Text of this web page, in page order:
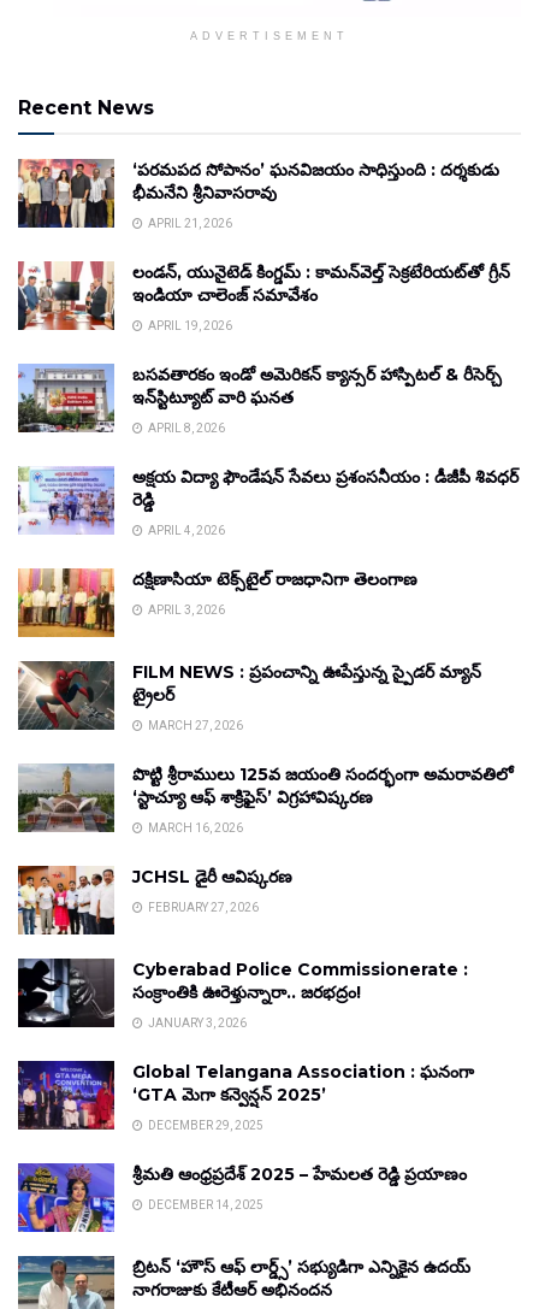
ADVERTISEMENT
Recent News
‘పరమపద సోపానం’ ఘనవిజయం సాధిస్తుంది : దర్శకుడు
భీమనేని శ్రీనివాసరావు
APRIL 21, 2026
లండన్, యునైటెడ్ కింగ్డమ్ : కామన్‌వెల్త్ సెక్రటేరియట్‌తో గ్రీన్
ఇండియా చాలెంజ్ సమావేశం
APRIL 19, 2026
బసవతారకం ఇండో అమెరికన్ క్యాన్సర్ హాస్పిటల్ & రీసెర్చ్
ఇన్‌స్టిట్యూట్ వారి ఘనత
APRIL 8, 2026
అక్షయ విద్యా ఫౌండేషన్ సేవలు ప్రశంసనీయం : డీజీపీ శివధర్
రెడ్డి
APRIL 4, 2026
దక్షిణాసియా టెక్స్‌టైల్ రాజధానిగా తెలంగాణ
APRIL 3, 2026
FILM NEWS : ప్రపంచాన్ని ఊపేస్తున్న స్పైడర్ మ్యాన్
ట్రైలర్
MARCH 27, 2026
పొట్టి శ్రీరాములు 125వ జయంతి సందర్భంగా అమరావతిలో
‘స్టాచ్యూ ఆఫ్ శాక్రిఫైస్’ విగ్రహావిష్కరణ
MARCH 16, 2026
JCHSL డైరీ ఆవిష్కరణ
FEBRUARY 27, 2026
Cyberabad Police Commissionerate :
సంక్రాంతికి ఊరెళ్తున్నారా.. జరభద్రం!
JANUARY 3, 2026
Global Telangana Association : ఘనంగా
‘GTA మెగా కన్వెన్షన్ 2025’
DECEMBER 29, 2025
శ్రీమతి ఆంధ్రప్రదేశ్ 2025 – హేమలత రెడ్డి ప్రయాణం
DECEMBER 14, 2025
బ్రిటన్ ‘హౌస్ ఆఫ్ లార్డ్స్’ సభ్యుడిగా ఎన్నికైన ఉదయ్
నాగరాజుకు కేటీఆర్ అభినందన